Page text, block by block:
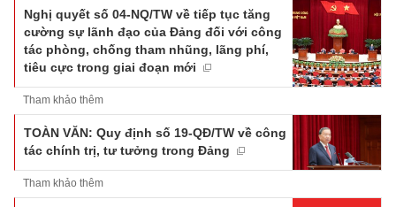
Nghị quyết số 04-NQ/TW về tiếp tục tăng
cường sự lãnh đạo của Đảng đối với công
tác phòng, chống tham nhũng, lãng phí,
tiêu cực trong giai đoạn mới
Tham khảo thêm
TOÀN VĂN: Quy định số 19-QĐ/TW về công
tác chính trị, tư tưởng trong Đảng
Tham khảo thêm